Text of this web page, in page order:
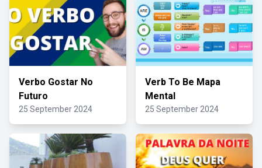
Verbo Gostar No
Futuro
25 September 2024
Verb To Be Mapa
Mental
25 September 2024